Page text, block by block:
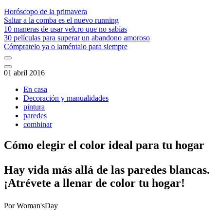
Horóscopo de la primavera
Saltar a la comba es el nuevo running
10 maneras de usar velcro que no sabías
30 películas para superar un abandono amoroso
Cómpratelo ya o laméntalo para siempre
01 abril 2016
En casa
Decoración y manualidades
pintura
paredes
combinar
Cómo elegir el color ideal para tu hogar
​Hay vida más allá de las paredes blancas.
¡Atrévete a llenar de color tu hogar!
PorWoman'sDay